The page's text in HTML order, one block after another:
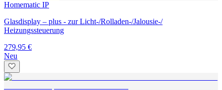
Homematic IP
Glasdisplay – plus - zur Licht-/Rolladen-/Jalousie-/
Heizungssteuerung
279,95 €
Neu